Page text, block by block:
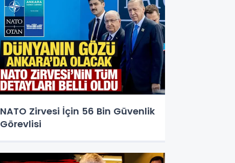
NATO Zirvesi İçin 56 Bin Güvenlik
Görevlisi